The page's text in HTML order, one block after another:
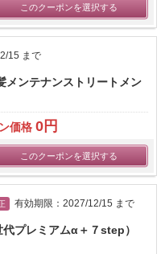
このクーポンを選択する
15 まで
ンテナンストリートメン
価格 0円
このクーポンを選択する
有効期限：2027/12/15 まで
プレミアムα＋７step）